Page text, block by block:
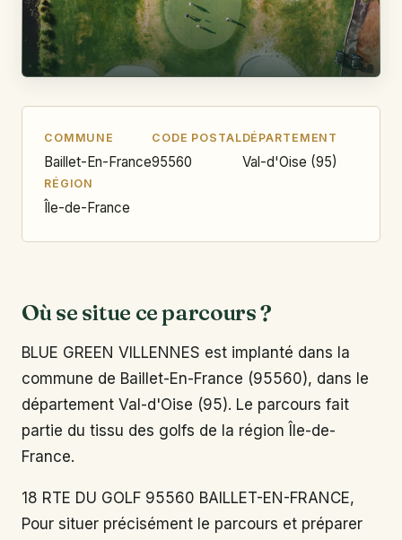
COMMUNE
Baillet-En-France
CODE POSTAL
95560
DÉPARTEMENT
Val-d'Oise (95)
RÉGION
Île-de-France
Où se situe ce parcours ?
BLUE GREEN VILLENNES est implanté dans la
commune de Baillet-En-France (95560), dans le
département Val-d'Oise (95). Le parcours fait
partie du tissu des golfs de la région Île-de-
France.
18 RTE DU GOLF 95560 BAILLET-EN-FRANCE,
Pour situer précisément le parcours et préparer